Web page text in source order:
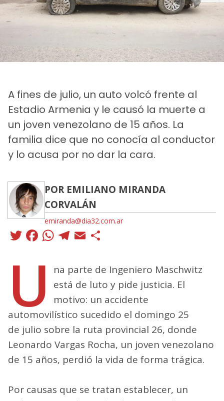
A fines de julio, un auto volcó frente al
Estadio Armenia y le causó la muerte a
un joven venezolano de 15 años. La
familia dice que no conocía al conductor
y lo acusa por no dar la cara.
POR EMILIANO MIRANDA
CORVALÁN
emiranda@dia32.com.ar
Twitter
Facebook
WhatsApp
Telegram
Email
U
na parte de Ingeniero Maschwitz
está de luto y pide justicia. El
motivo: un accidente
automovilístico sucedido el domingo 25
de julio sobre la ruta provincial 26, donde
Leonardo Vargas Rocha, un joven venezolano
de 15 años, perdió la vida de forma trágica.
Por causas que se tratan establecer, un